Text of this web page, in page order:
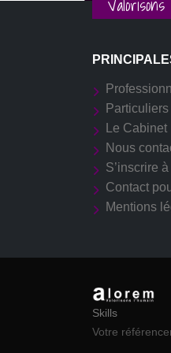
Particuliers
Le Cabinet
Nous
S’inscrire
Contact
Mentions
Skills
Votre